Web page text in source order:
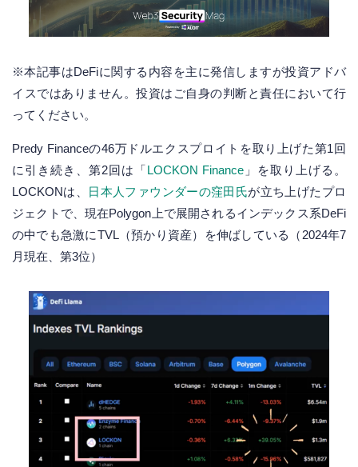
※本記事はDeFiに関する内容を主に発信しますが投資アドバ
イスではありません。投資はご自身の判断と責任において行
ってください。
Predy Financeの46万ドルエクスプロイトを取り上げた第1回
に引き続き、第2回は「LOCKON Finance 」を取り上げる。
LOCKONは、
日本人ファウンダーの窪田氏が立ち上げたプロ
ジェクトで、現在Polygon上で展開されるインデックス系DeFi
の中でも急激にTVL（預かり資産）を伸ばしている（2024年7
月現在、第3位）